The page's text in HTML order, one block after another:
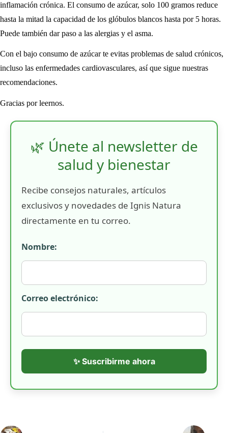
inflamación crónica. El consumo de azúcar, solo 100 gramos reduce
hasta la mitad la capacidad de los glóbulos blancos hasta por 5 horas.
Puede también dar paso a las alergias y el asma.
Con el bajo consumo de azúcar te evitas problemas de salud crónicos,
incluso las enfermedades cardiovasculares, así que sigue nuestras
recomendaciones.
Gracias por leernos.
🌿 Únete al newsletter de
salud y bienestar
Recibe consejos naturales, artículos
exclusivos y novedades de Ignis Natura
directamente en tu correo.
Nombre:
Correo electrónico:
✨ Suscribirme ahora